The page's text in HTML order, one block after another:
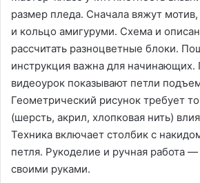
размер пледа․ Сначала вяжут
и кольцо амигуруми․ Схема и
рассчитать разноцветные блоки․
инструкция важна для
видеоурок показывают петли
Геометрический рисунок требует
(шерсть, акрил, хлопковая нить)
Техника включает столбик с
петля․ Рукоделие и ручная работа
своими руками․